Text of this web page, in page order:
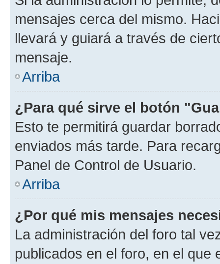
mensajes cerca del mismo.
llevará y guiará a través de
mensaje.
Arriba
¿Para qué sirve el botón
Esto te permitirá guardar
enviados más tarde. Para
Panel de Control de Usuario.
Arriba
¿Por qué mis mensajes
La administración del foro tal
publicados en el foro, en el